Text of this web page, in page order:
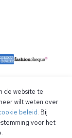
Policy
de website te
wilt weten over
beleid. Bij
voor het